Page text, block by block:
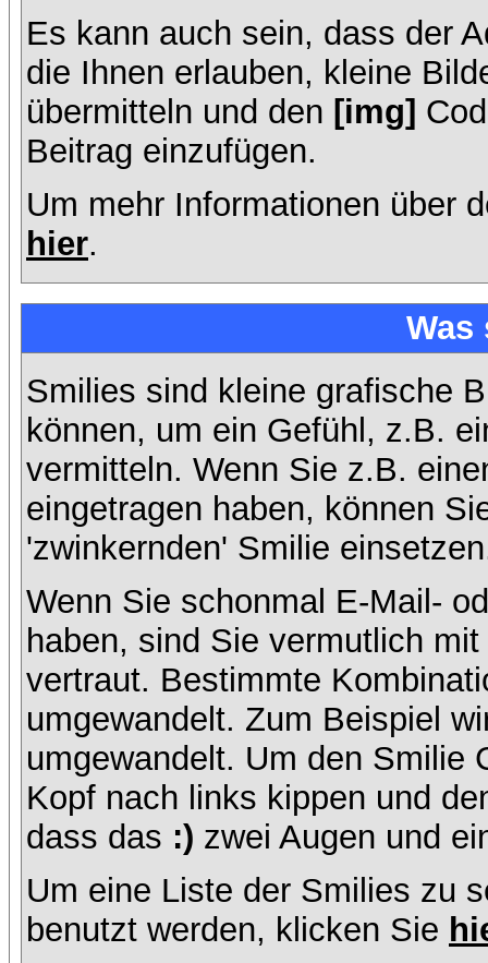
Es kann auch sein, dass der
die Ihnen erlauben, kleine
übermitteln und den [img]
Beitrag einzufügen.
Um mehr Informationen über
hier.
Was
Smilies sind kleine grafische
können, um ein Gefühl, z.B.
vermitteln. Wenn Sie z.B.
eingetragen haben, können
'zwinkernden' Smilie
Wenn Sie schonmal E-Mail-
haben, sind Sie vermutlich
vertraut. Bestimmte
umgewandelt. Zum Beispiel
umgewandelt. Um den Smilie
Kopf nach links kippen und
dass das :) zwei Augen und
Um eine Liste der Smilies zu
benutzt werden, klicken Sie